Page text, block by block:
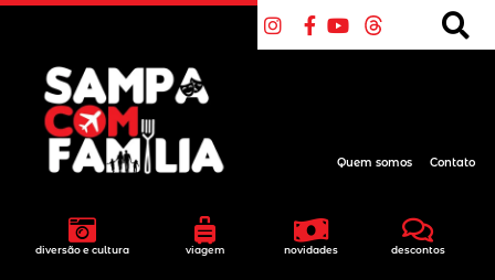
diversão e cultura viagem novidades descontos
Quem somos Contato